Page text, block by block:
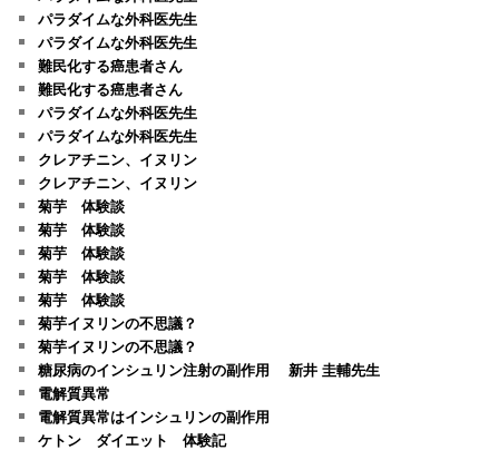
パラダイムな外科医先生
パラダイムな外科医先生
難民化する癌患者さん
難民化する癌患者さん
パラダイムな外科医先生
パラダイムな外科医先生
クレアチニン、イヌリン
クレアチニン、イヌリン
菊芋 体験談
菊芋 体験談
菊芋 体験談
菊芋 体験談
菊芋 体験談
菊芋イヌリンの不思議？
菊芋イヌリンの不思議？
糖尿病のインシュリン注射の副作用 新井 圭輔先生
電解質異常
電解質異常はインシュリンの副作用
ケトン ダイエット 体験記